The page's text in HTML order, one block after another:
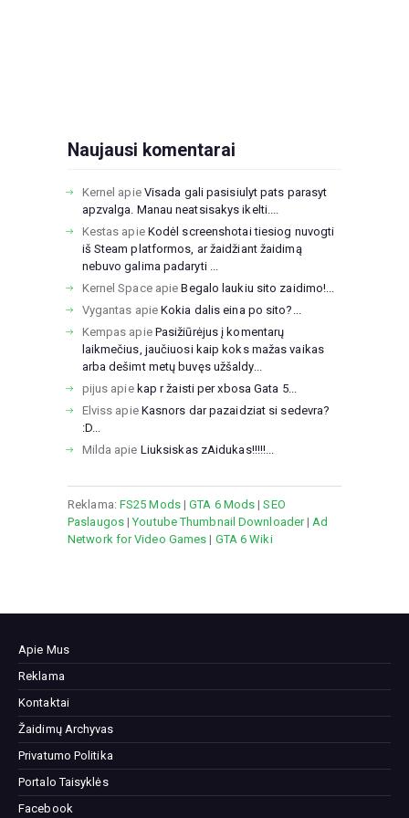
Naujausi komentarai
Kernel apie Visada gali pasisiulyt pats parasyt
apzvalga. Manau neatsisakys ikelti....
Kestas apie Kodėl screenshotai tiesiog nuvogti
iš Steam platformos, ar žaidžiant žaidimą
nebuvo galima padaryti ...
Kernel SpaceapieBegalo laukiu sito zaidimo!...
Vygantas apieKokia dalis eina po sito?...
Kempas apie Pasižiūrėjus į komentarų
laikmečius, jaučiuosi kaip koks mažas vaikas
arba dešimt metų buvęs užšaldy...
pijus apie kap r žaisti per xbosa Gata 5...
Elviss apie Kasnors dar pazaidziat si sedevra?
:D...
Milda apie Liuksiskas zAidukas!!!!!...
Reklama: FS25 Mods|GTA 6 Mods |SEO
Paslaugos|Youtube Thumbnail Downloader| Ad
Network for Video Games | GTA 6 Wiki
Apie Mus
Reklama
Kontaktai
Žaidimų Archyvas
Privatumo Politika
Portalo Taisyklės
Facebook